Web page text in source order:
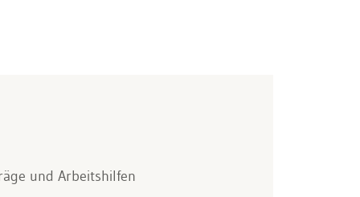
und Arbeitshilfen